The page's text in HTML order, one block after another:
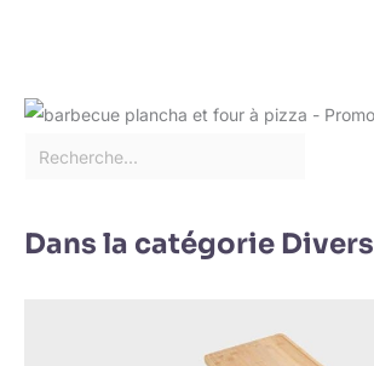
Dans la catégorie Divers